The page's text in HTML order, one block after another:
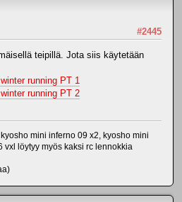
#2445
teipillä. Jota siis käytetään
running PT 1
running PT 2
mini inferno 09 x2, kyosho mini
vxl löytyy myös kaksi rc lennokkia